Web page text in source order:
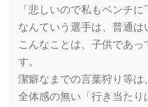
「悲しいので私もベンチに
なんていう選手は、普通は
こんなことは、子供であ
す。
潔癖なまでの言葉狩り等は、
全体感の無い「行き当たり